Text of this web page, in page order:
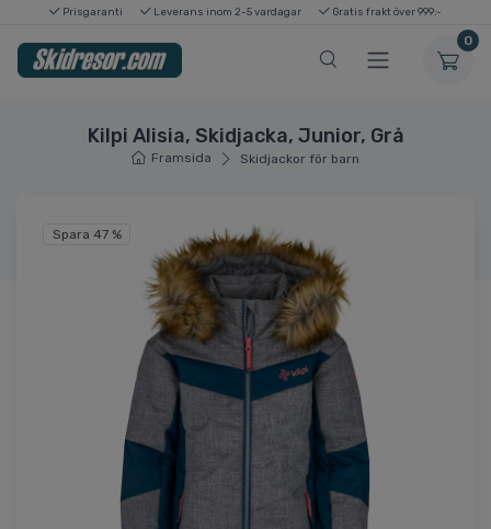
Prisgaranti Leverans inom 2-5 vardagar Gratis frakt över 999:-
0
Kilpi Alisia, Skidjacka, Junior, Grå
Framsida Skidjackor för barn
Spara 47 %